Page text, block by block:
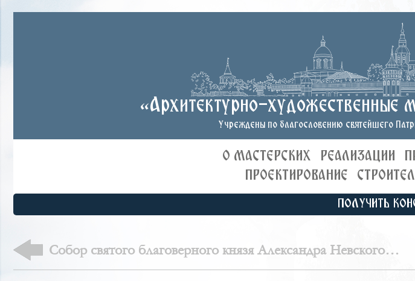
«Архитектурно-художественные
Учреждены по благословению святейшего
О МАСТЕРСКИХ РЕАЛИЗАЦИИ
ПРОЕКТИРОВАНИЕ
ПОЛУЧИТЬ
Cобор святого благоверного князя Александра Невского